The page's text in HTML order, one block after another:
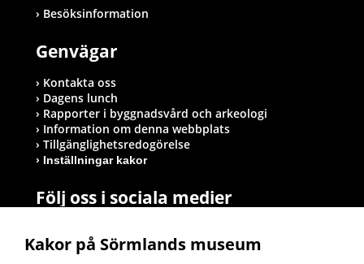
Besöksinformation
Genvägar
Kontakta oss
Dagens lunch
Rapporter i byggnadsvård och arkeologi
Information om denna webbplats
Tillgänglighetsredogörelse
Inställningar kakor
Följ oss i sociala medier
Kakor på Sörmlands museum